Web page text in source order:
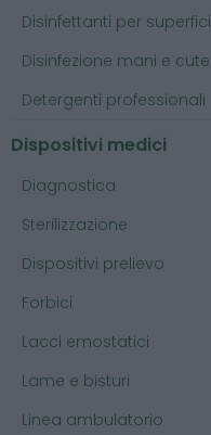
Disinfettanti per superfici
Disinfezione mani e cute
Detergenti professionali
Dispositivi medici
Diagnostica
Sterilizzazione
Dispositivi prelievo
Forbici
Lacci emostatici
Lame e bisturi
Linea ambulatorio